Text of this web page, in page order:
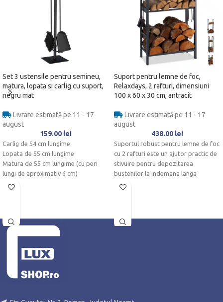
Set 3 ustensile pentru semineu,
matura, lopata si carlig cu suport,
negru mat
Livrare estimată pe 11 - 17
august
159.00 lei
Carlig de 54 cm lungime
Lopata de 55 cm lungime
Matura de 55 cm lungime (cu peri
lungi de aproximativ 6 cm)
Suport pentru lemne de foc,
Relaxdays, 2 rafturi, dimensiuni
100 x 60 x 30 cm, antracit
Livrare estimată pe 11 - 17
august
438.00 lei
Suportul robust pentru lemne de foc
cu 2 rafturi este un ajutor practic de
stivuire pentru depozitarea
bustenilor la indemana langa
semineu sau soba.